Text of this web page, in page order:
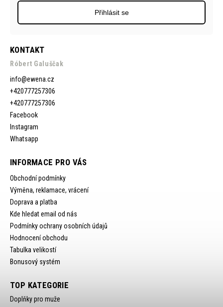
KONTAKT
Róbert Galuščak
info@ewena.cz
+420777257306
+420777257306
Facebook
Instagram
Whatsapp
INFORMACE PRO VÁS
Obchodní podmínky
Výměna, reklamace, vrácení
Doprava a platba
Kde hledat email od nás
Podmínky ochrany osobních údajů
Hodnocení obchodu
Tabulka velikostí
Bonusový systém
Přihlásit se
TOP KATEGORIE
Doplňky pro muže